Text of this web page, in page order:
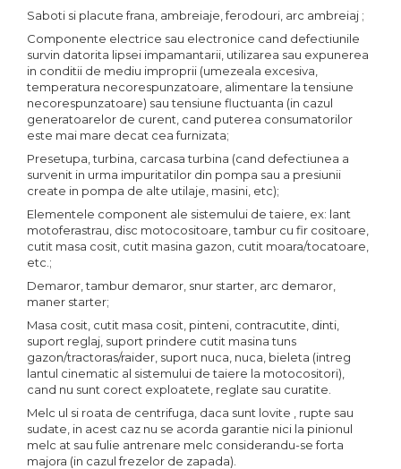
Saboti si placute frana, ambreiaje, ferodouri, arc ambreiaj ;
Componente electrice sau electronice cand defectiunile
survin datorita lipsei impamantarii, utilizarea sau expunerea
in conditii de mediu improprii (umezeala excesiva,
temperatura necorespunzatoare, alimentare la tensiune
necorespunzatoare) sau tensiune fluctuanta (in cazul
generatoarelor de curent, cand puterea consumatorilor
este mai mare decat cea furnizata;
Presetupa, turbina, carcasa turbina (cand defectiunea a
survenit in urma impuritatilor din pompa sau a presiunii
create in pompa de alte utilaje, masini, etc);
Elementele component ale sistemului de taiere, ex: lant
motoferastrau, disc motocositoare, tambur cu fir cositoare,
cutit masa cosit, cutit masina gazon, cutit moara/tocatoare,
etc.;
Demaror, tambur demaror, snur starter, arc demaror,
maner starter;
Masa cosit, cutit masa cosit, pinteni, contracutite, dinti,
suport reglaj, suport prindere cutit masina tuns
gazon/tractoras/raider, suport nuca, nuca, bieleta (intreg
lantul cinematic al sistemului de taiere la motocositori),
cand nu sunt corect exploatete, reglate sau curatite.
Melc ul si roata de centrifuga, daca sunt lovite , rupte sau
sudate, in acest caz nu se acorda garantie nici la pinionul
melc at sau fulie antrenare melc considerandu-se forta
majora (in cazul frezelor de zapada).